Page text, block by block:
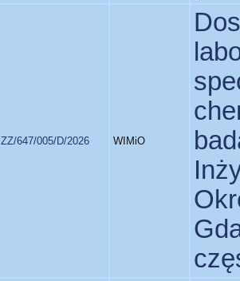
ZZ/647/005/D/2026 WIMiO